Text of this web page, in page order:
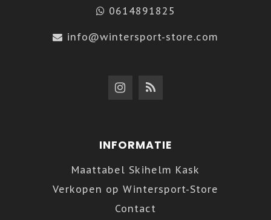
0614891825
info@wintersport-store.com
INFORMATIE
Maattabel Skihelm Kask
Verkopen op Wintersport-Store
Contact